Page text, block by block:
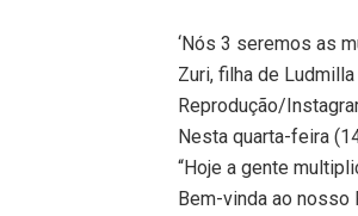
‘Nós 3 seremos as
Zuri, filha de
Reprodução/
Nesta quarta-feira
“Hoje a gente
Bem-vinda ao nosso